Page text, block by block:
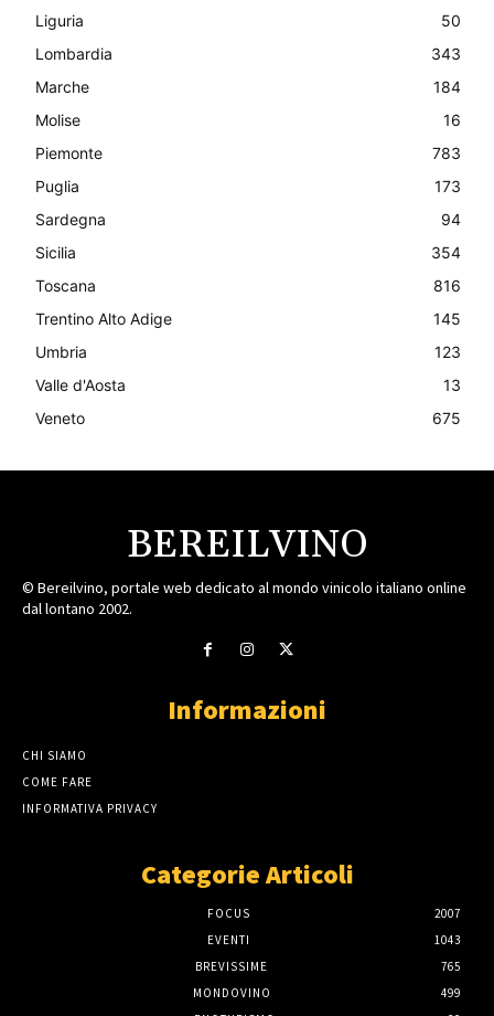
Liguria
50
Lombardia
343
Marche
184
Molise
16
Piemonte
783
Puglia
173
Sardegna
94
Sicilia
354
Toscana
816
Trentino Alto Adige
145
Umbria
123
Valle d'Aosta
13
Veneto
675
BEREILVINO
© Bereilvino, portale web dedicato al mondo vinicolo italiano online
dal lontano 2002.
Informazioni
CHI SIAMO
COME FARE
INFORMATIVA PRIVACY
Categorie Articoli
FOCUS
2007
EVENTI
1043
BREVISSIME
765
MONDOVINO
499